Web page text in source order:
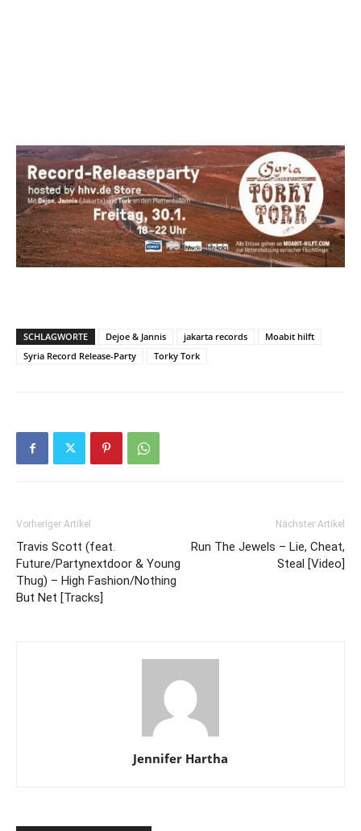
SCHLAGWORTE Dejoe & Jannis jakarta records
Moabit hilft
Syria Record Release-Party
Torky Tork
Vorheriger Artikel
Travis Scott (feat.
Future/Partynextdoor & Young
Thug) – High Fashion/Nothing
But Net [Tracks]
Nächster Artikel
Run The Jewels – Lie, Cheat,
Steal [Video]
Jennifer Hartha